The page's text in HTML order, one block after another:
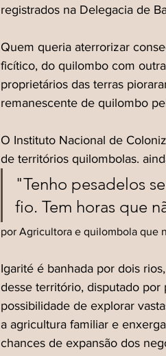
registrados na Delegacia de
Quem queria aterrorizar
ficítico, do quilombo com
proprietários das terras
remanescente de quilombo
O Instituto Nacional de
de territórios quilombolas.
"Tenho pesadelos
fio. Tem horas que
por Agricultora e quilombola que
Igarité é banhada por dois
desse território, disputado por
possibilidade de explorar
a agricultura familiar e
chances de expansão dos